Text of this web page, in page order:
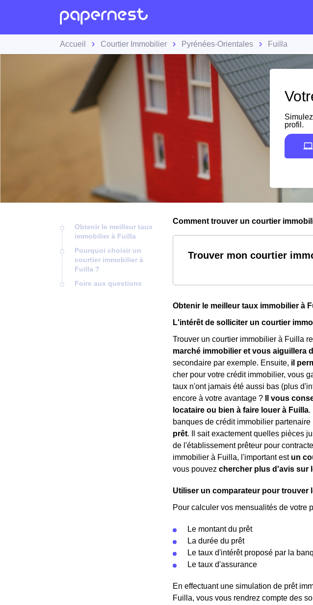
Accueil Courtier Immobilier Pyrénées-Orientales Fuilla
profil.
Obtenir le meilleur taux
immobilier à Fuilla
Pourquoi choisir un
courtier immobilier à
Fuilla ?
Foire aux questions
Comment trouver un courtier
Trouver mon courtier
Obtenir le meilleur taux immobilier à
L'intérêt de solliciter un courtier
Trouver un courtier immobilier à Fuilla
marché immobilier et vous aiguillera
secondaire par exemple. Ensuite, il
cher pour votre crédit immobilier, vous
taux n'ont jamais été aussi bas (plus
encore à votre avantage ?
Il vous
locataire ou bien à faire louer à Fuilla.
banques de crédit immobilier
prêt. Il sait exactement quelles pièces
de l'établissement prêteur pour
immobilier à Fuilla, l'important est un
vous pouvez chercher plus d'avis sur
Utiliser un comparateur pour trouver
Pour calculer vos mensualités de votre
Le montant du prêt
La durée du prêt
Le taux d'intérêt proposé par la
Le taux d'assurance
En effectuant une simulation de prêt
Fuilla, vous vous rendrez compte des